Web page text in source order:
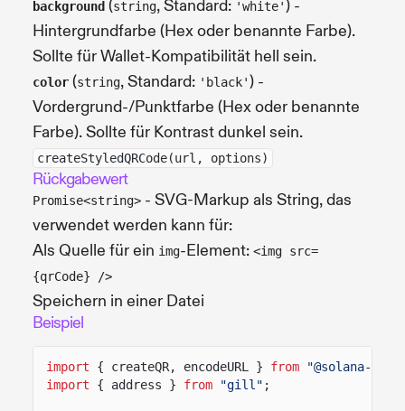
background (string, Standard: 'white') -
Hintergrundfarbe (Hex oder benannte Farbe).
Sollte für Wallet-Kompatibilität hell sein.
color (string, Standard: 'black') -
Vordergrund-/Punktfarbe (Hex oder benannte
Farbe). Sollte für Kontrast dunkel sein.
createStyledQRCode(url, options)
Rückgabewert
Promise<string> - SVG-Markup als String, das
verwendet werden kann für:
Als Quelle für ein img-Element: <img src=
{qrCode} />
Speichern in einer Datei
Beispiel
import { createQR, encodeURL } from
"@solana-
import
{ address } from "gill" ;